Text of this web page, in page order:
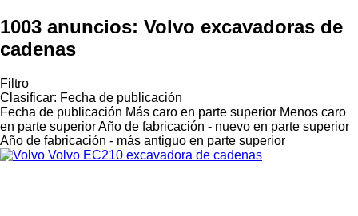
1003 anuncios: Volvo excavadoras de
cadenas
Filtro
Clasificar: Fecha de publicación
Fecha de publicación Más caro en parte superior Menos caro
en parte superiorAño de fabricación - nuevo en parte superior
Año de fabricación - más antiguo en parte superior